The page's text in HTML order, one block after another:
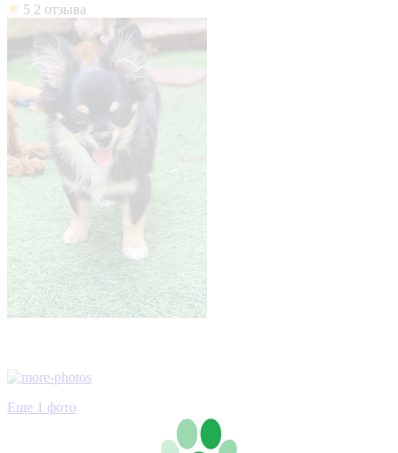
5 2 отзыва
Еще 1 фото